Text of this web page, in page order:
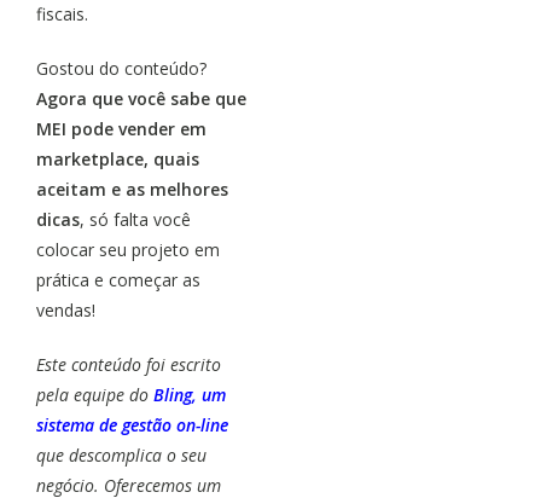
fiscais.
Gostou do conteúdo?
Agora que você sabe que
MEI pode vender em
marketplace, quais
aceitam e as melhores
dicas, só falta você
colocar seu projeto em
prática e começar as
vendas!
Este conteúdo foi escrito
pela equipe do Bling, um
sistema de gestão on-line
que descomplica o seu
negócio. Oferecemos um